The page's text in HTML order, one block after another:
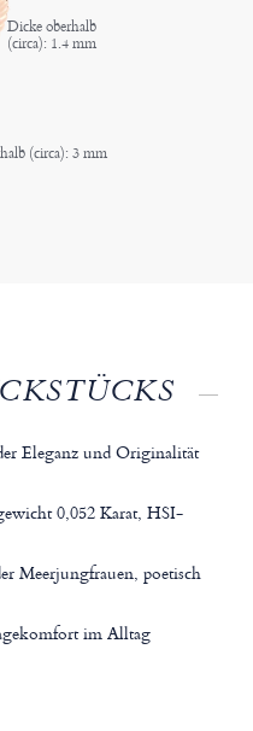
Dicke oberhalb
(circa): 1.4 mm
(circa): 3 mm
Eleganz und Originalität
0,052 Karat, HSI-
Meerjungfrauen, poetisch
im Alltag